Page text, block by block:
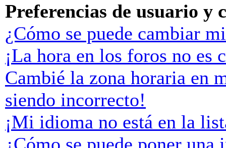
Preferencias de usuario y
¿Cómo se puede cambiar
¡La hora en los foros no es
Cambié la zona horaria en
siendo incorrecto!
¡Mi idioma no está en la